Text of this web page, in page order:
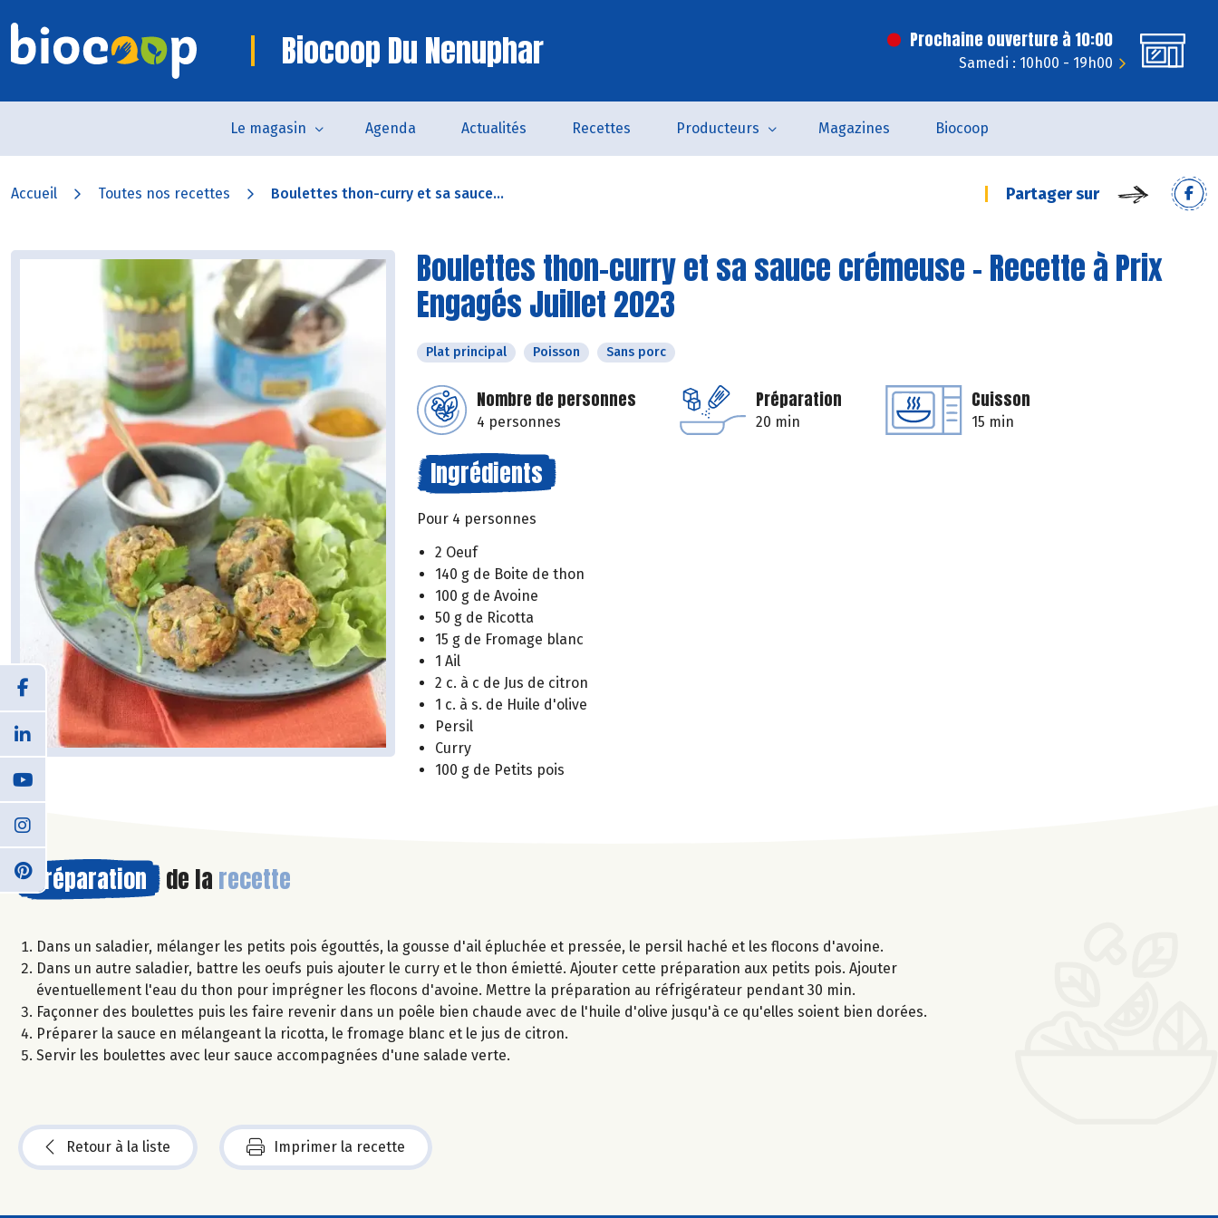
Biocoop Du Nenuphar Prochaine ouverture à 10:00
Samedi : 10h00 - 19h00
Le magasin Agenda Actualités Recettes Producteurs Magazines Biocoop
Accueil Toutes nos recettes Boulettes thon-curry et sa sauce... Partager sur
Boulettes thon-curry et sa sauce crémeuse - Recette à Prix
Engagés Juillet 2023
Plat principal Poisson Sans porc
Nombre de personnes
4 personnes
Préparation
20 min
Cuisson
15 min
Ingrédients
Pour 4 personnes
2 Oeuf
140 g de Boite de thon
100 g de Avoine
50 g de Ricotta
15 g de Fromage blanc
1 Ail
2 c. à c de Jus de citron
1 c. à s. de Huile d'olive
Persil
Curry
100 g de Petits pois
Préparation de la recette
Dans un saladier, mélanger les petits pois égouttés, la gousse d'ail épluchée et pressée, le persil haché et les flocons d'avoine.
Dans un autre saladier, battre les oeufs puis ajouter le curry et le thon émietté. Ajouter cette préparation aux petits pois. Ajouter
éventuellement l'eau du thon pour imprégner les flocons d'avoine. Mettre la préparation au réfrigérateur pendant 30 min.
Façonner des boulettes puis les faire revenir dans un poêle bien chaude avec de l'huile d'olive jusqu'à ce qu'elles soient bien dorées.
Préparer la sauce en mélangeant la ricotta, le fromage blanc et le jus de citron.
Servir les boulettes avec leur sauce accompagnées d'une salade verte.
Retour à la liste Imprimer la recette